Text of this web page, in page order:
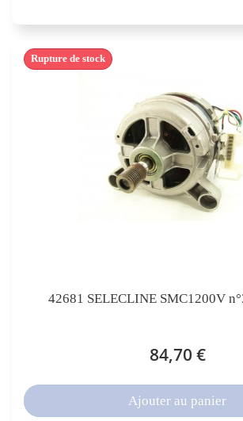
42681 SELECLINE SMC1200V
84,70 €
Rupture de stock
Ajouter au panier